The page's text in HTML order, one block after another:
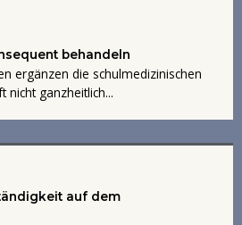
behandeln
ergänzen die schulmedizinischen
ganzheitlich...
auf dem